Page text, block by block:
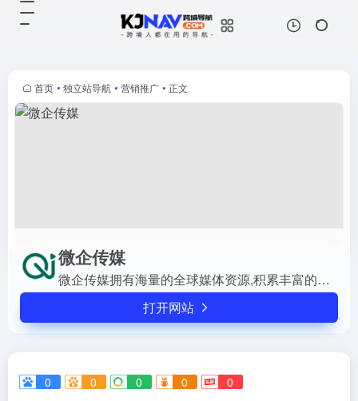
首页 • 独立站导航 • 营销推广 • 正文
微企传媒
微企传媒拥有海量的全球媒体资源,积累丰富的品牌推广经验、服务于众多行业、更理解中国客户需求，是跨境商家首选服务商
打开网站
0 0 0 0 0
多行业、更理解中国客户需求，是跨
境商家首选服务商